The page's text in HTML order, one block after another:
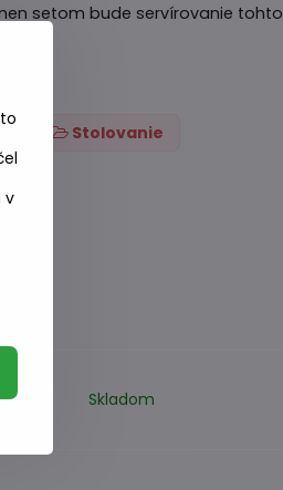
setom bude servírovanie tohto
Stolovanie
Skladom
v